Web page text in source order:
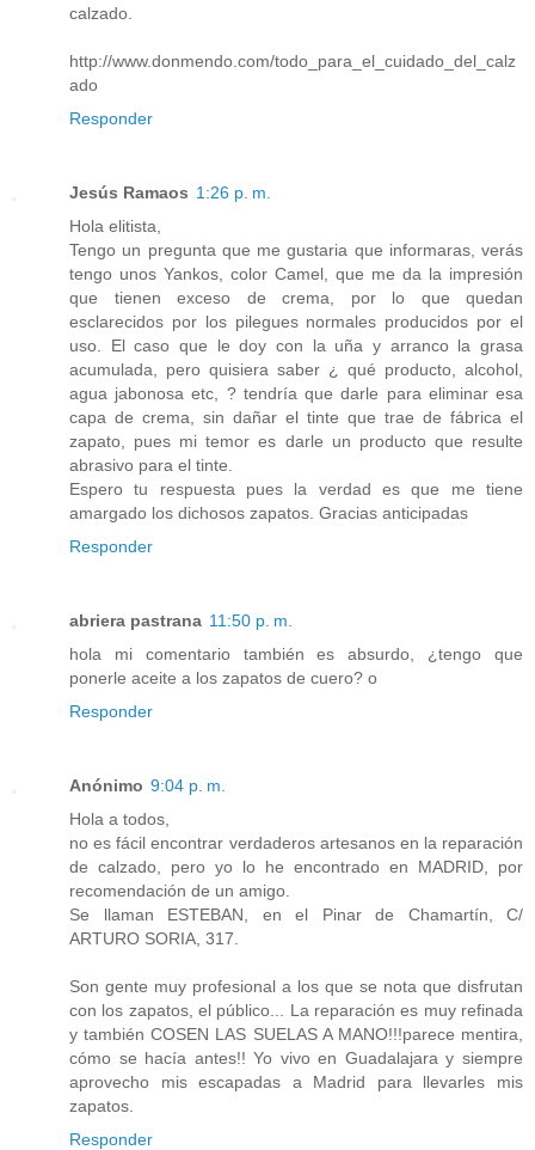
calzado.
http://www.donmendo.com/todo_para_el_cuidado_del_calz
ado
Responder
Jesús Ramaos 1:26 p. m.
Hola elitista,
Tengo un pregunta que me gustaria que informaras, verás
tengo unos Yankos, color Camel, que me da la impresión
que tienen exceso de crema, por lo que quedan
esclarecidos por los pilegues normales producidos por el
uso. El caso que le doy con la uña y arranco la grasa
acumulada, pero quisiera saber ¿ qué producto, alcohol,
agua jabonosa etc, ? tendría que darle para eliminar esa
capa de crema, sin dañar el tinte que trae de fábrica el
zapato, pues mi temor es darle un producto que resulte
abrasivo para el tinte.
Espero tu respuesta pues la verdad es que me tiene
amargado los dichosos zapatos. Gracias anticipadas
Responder
abriera pastrana 11:50 p. m.
hola mi comentario también es absurdo, ¿tengo que
ponerle aceite a los zapatos de cuero? o
Responder
Anónimo 9:04 p. m.
Hola a todos,
no es fácil encontrar verdaderos artesanos en la reparación
de calzado, pero yo lo he encontrado en MADRID, por
recomendación de un amigo.
Se llaman ESTEBAN, en el Pinar de Chamartín, C/
ARTURO SORIA, 317.
Son gente muy profesional a los que se nota que disfrutan
con los zapatos, el público... La reparación es muy refinada
y también COSEN LAS SUELAS A MANO!!!parece mentira,
cómo se hacía antes!! Yo vivo en Guadalajara y siempre
aprovecho mis escapadas a Madrid para llevarles mis
zapatos.
Responder